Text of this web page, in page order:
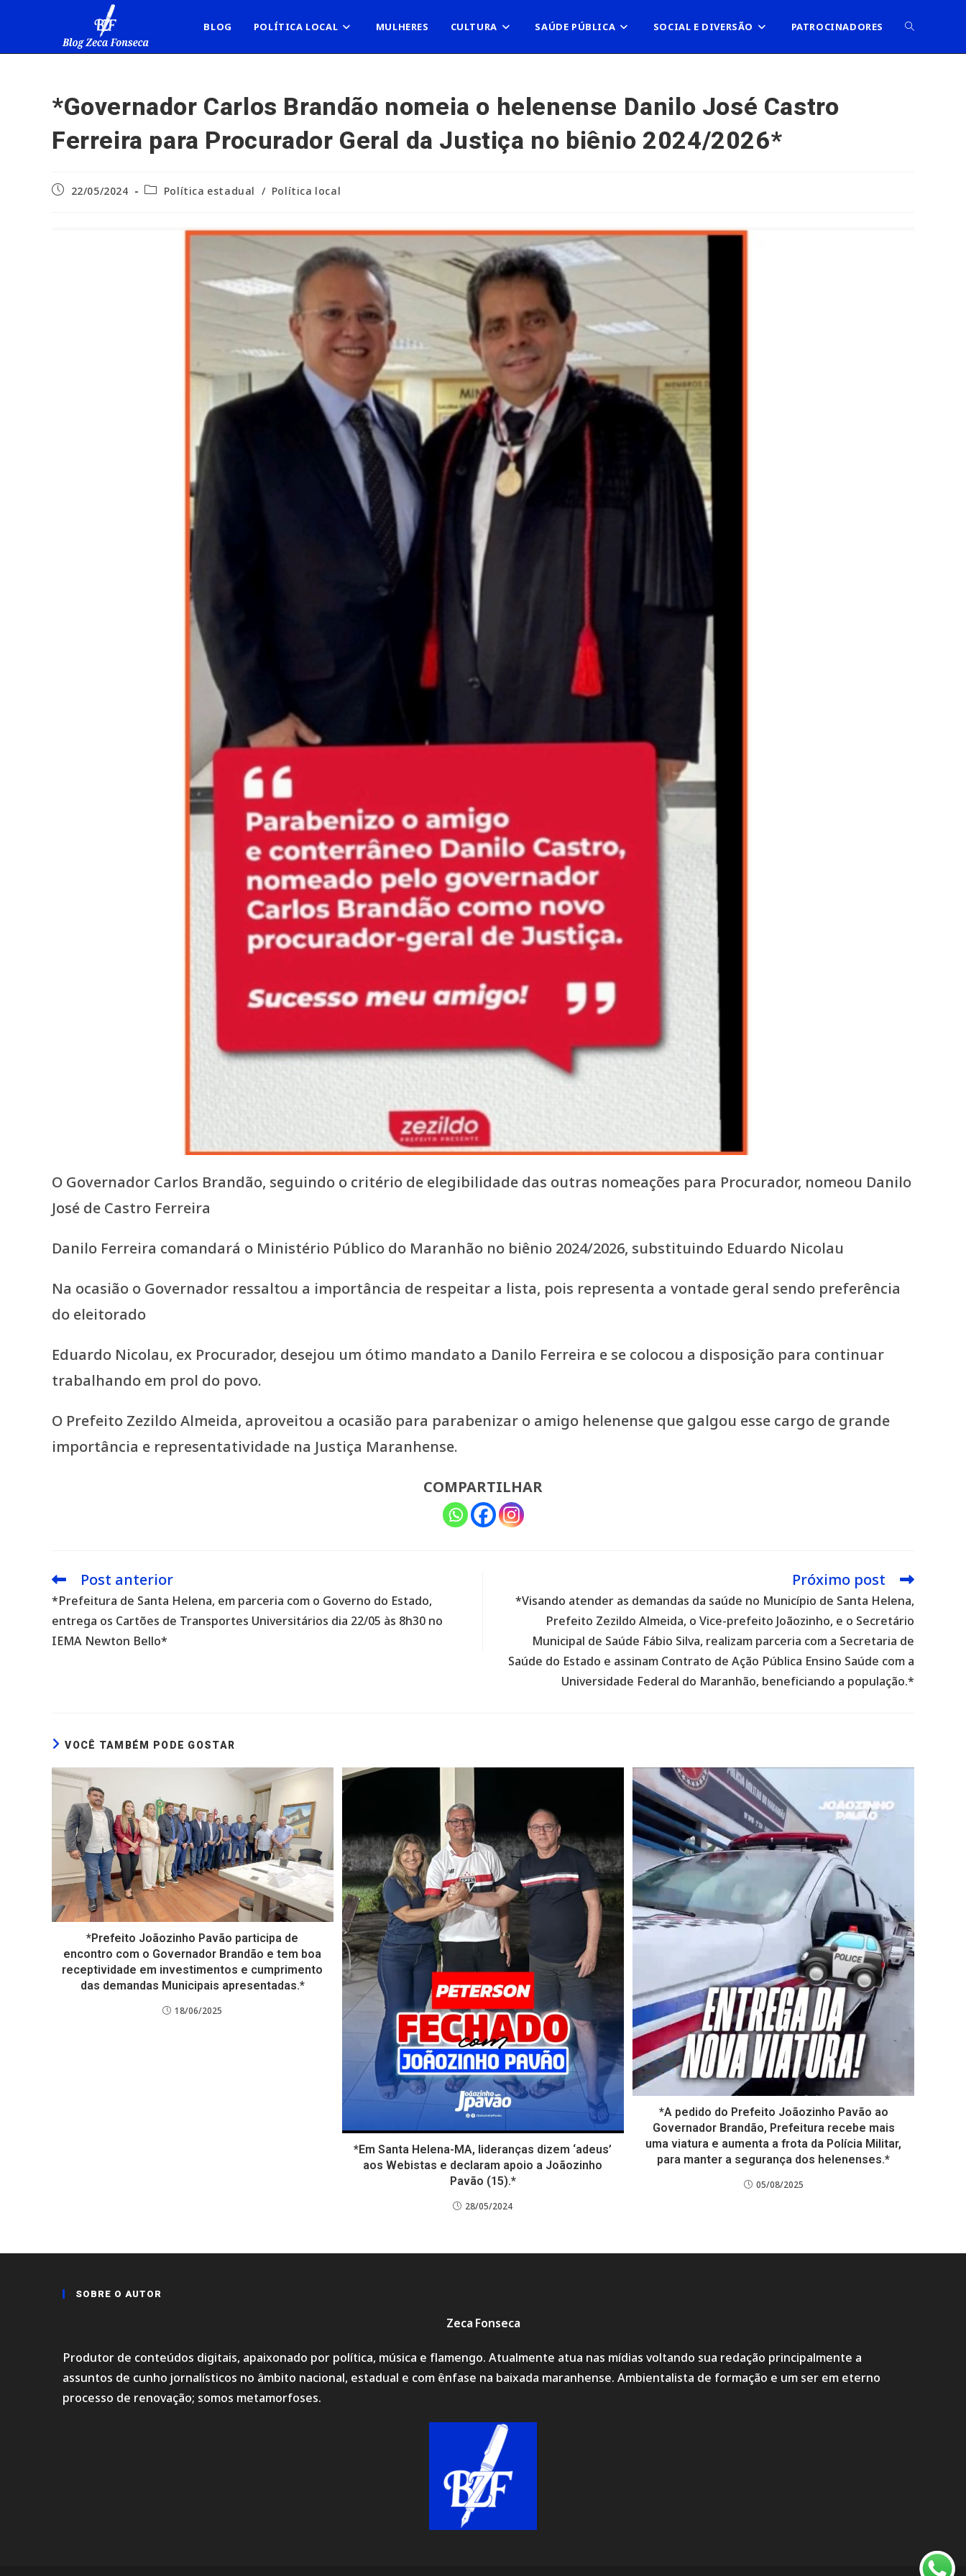
BLOG POLÍTICA LOCAL MULHERES CULTURA SAÚDE PÚBLICA SOCIAL E DIVERSÃO PATROCINADORES ALTERNAR
*Governador Carlos Brandão nomeia o helenense Danilo José Castro
Ferreira para Procurador Geral da Justiça no biênio 2024/2026*
Post22/05/2024
Categoria
Política estadual / Política local
O Governador Carlos Brandão, seguindo o critério de elegibilidade das outras nomeações para Procurador, nomeou Danilo
José de Castro Ferreira
Danilo Ferreira comandará o Ministério Público do Maranhão no biênio 2024/2026, substituindo Eduardo Nicolau
Na ocasião o Governador ressaltou a importância de respeitar a lista, pois representa a vontade geral sendo preferência
do eleitorado
Eduardo Nicolau, ex Procurador, desejou um ótimo mandato a Danilo Ferreira e se colocou a disposição para continuar
trabalhando em prol do povo.
O Prefeito Zezildo Almeida, aproveitou a ocasião para parabenizar o amigo helenense que galgou esse cargo de grande
importância e representatividade na Justiça Maranhense.
COMPARTILHAR
Leia
artigos
Post anterior
*Prefeitura de Santa Helena, em parceria com o Governo do Estado,
entrega os Cartões de Transportes Universitários dia 22/05 às 8h30 no
IEMA Newton Bello*
Próximo post
*Visando atender as demandas da saúde no Município de Santa Helena,
Prefeito Zezildo Almeida, o Vice-prefeito Joãozinho, e o Secretário
Municipal de Saúde Fábio Silva, realizam parceria com a Secretaria de
Saúde do Estado e assinam Contrato de Ação Pública Ensino Saúde com a
Universidade Federal do Maranhão, beneficiando a população.*
VOCÊ TAMBÉM PODE GOSTAR
*Prefeito Joãozinho Pavão participa de
encontro com o Governador Brandão e tem boa
receptividade em investimentos e cumprimento
das demandas Municipais apresentadas.*
18/06/2025
*Em Santa Helena-MA, lideranças dizem ‘adeus’
aos Webistas e declaram apoio a Joãozinho
Pavão (15).*
28/05/2024
*A pedido do Prefeito Joãozinho Pavão ao
Governador Brandão, Prefeitura recebe mais
uma viatura e aumenta a frota da Polícia Militar,
para manter a segurança dos helenenses.*
05/08/2025
SOBRE O AUTOR
Zeca Fonseca
Produtor de conteúdos digitais, apaixonado por política, música e flamengo. Atualmente atua nas mídias voltando sua redação principalmente a
assuntos de cunho jornalísticos no âmbito nacional, estadual e com ênfase na baixada maranhense. Ambientalista de formação e um ser em eterno
processo de renovação; somos metamorfoses.